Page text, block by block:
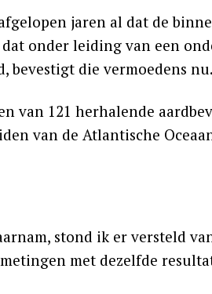
jaren al dat de
onder leiding van een
bevestigt die vermoedens nu.
van 121 herhalende
van de Atlantische
stond ik er versteld
met dezelfde